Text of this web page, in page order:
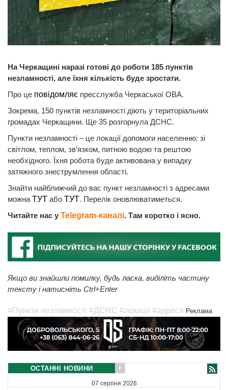
На Черкащині наразі готові до роботи 185 пунктів
незламності, але їхня кількість буде зростати.
Про це повідомляє пресслужба Черкаської ОВА.
Зокрема, 150 пунктів незламності діють у територіальних
громадах Черкащини. Ще 35 розгорнула ДСНС.
Пункти незламності – це локації допомоги населенню: зі
світлом, теплом, зв’язком, питною водою та рештою
необхідного. Їхня робота буде активована у випадку
затяжного знеструмлення області.
Знайти найближчий до вас пункт незламності з адресами
можна ТУТ або ТУТ. Перелік оновлюватиметься.
Читайте нас у Telegram-каналі. Там коротко і ясно.
Якщо ви знайшли помилку, будь ласка, виділіть частину
тексту і натисніть Ctrl+Enter
#Пункти незламності #ДСНС #локації #адреси Реклама
ОСТАННІ НОВИНИ
07 серпня 2026